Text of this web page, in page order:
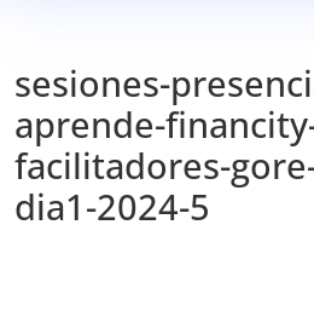
sesiones-
aprende-
facilitadores-
dia1-2024-5